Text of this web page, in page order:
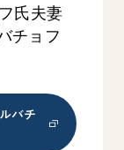
氏夫妻
チョフ
バチ